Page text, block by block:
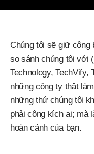
Chúng tôi sẽ giữ công
so sánh chúng tôi với
Technology, TechVify,
những công ty thật
những thứ chúng tôi
phải công kích ai; mà
hoàn cảnh của bạn.